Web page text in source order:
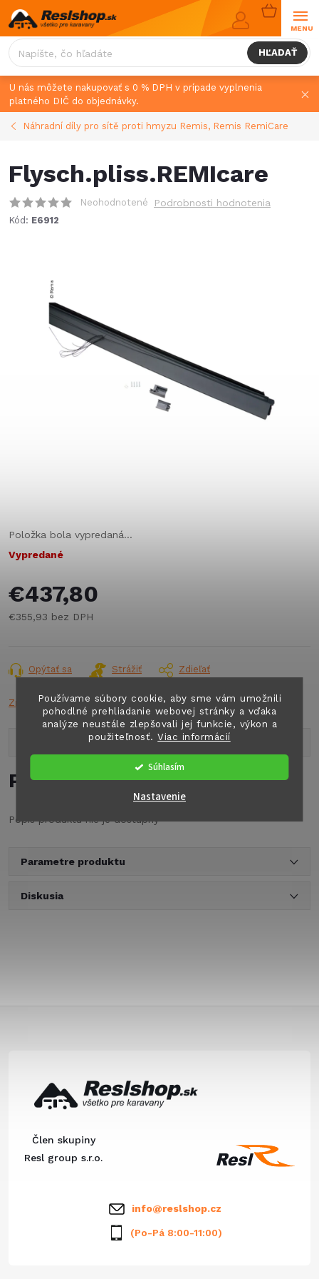
Používame súbory cookie, aby sme vám umožnili
pohodlné prehliadanie webovej stránky a vďaka
analýze neustále zlepšovali jej funkcie, výkon a
použiteľnosť.Viac informácií
Súhlasím
Nastavenie
Prejsť
na
obsah
HĽADAŤ
KOŠÍK
U nás môžete nakupovať s 0 % DPH v prípade vyplnenia
platného DIČ do objednávky.
Náhradní díly pro sítě proti hmyzu Remis, Remis RemiCare
Flysch.pliss.REMIcare
Neohodnotené Podrobnosti hodnotenia
Kód: E6912
Položka bola vypredaná…
Vypredané
€437,80
€355,93 bez DPH
Opýtať sa Strážiť Zdieľať
Značka:REMIS
Popis produktu
Podrobný popis
Popis produktu nie je dostupný
Parametre produktu
Diskusia
Člen skupiny
Resl group s.r.o.
info@reslshop.cz
(Po-Pá 8:00-11:00)